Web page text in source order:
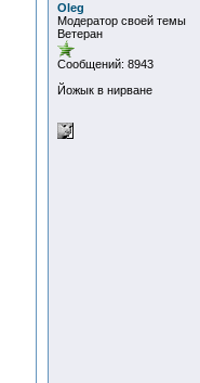
Oleg
Модератор своей темы
Ветеран
Сообщений: 8943
Йожык в нирване